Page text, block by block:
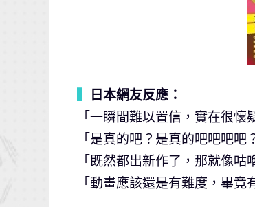
日本網友反應：
「一瞬間難以置信，實在很懷
「是真的吧？是真的吧吧吧吧
「既然都出新作了，那就像咕
「動畫應該還是有難度，畢竟